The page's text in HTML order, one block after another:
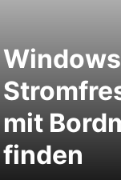
mit
finden